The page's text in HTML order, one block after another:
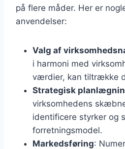
på flere måder. Her er
anvendelser:
Valg af
i harmoni med
værdier, kan tiltrække
Strategisk
virksomhedens
identificere styrker og
forretningsmodel.
Markedsføring: